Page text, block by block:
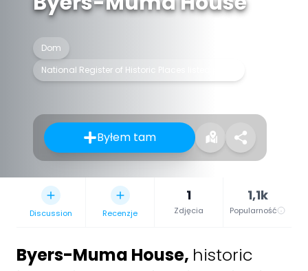
Dom
National Register of Historic Places listed place
Byłem tam
Discussion Recenzje
1
Zdjęcia
1,1k
Popularność
Byers-Muma House, historic